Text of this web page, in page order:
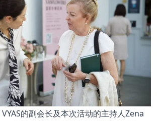
的副会长及本次活动的主持人Zena